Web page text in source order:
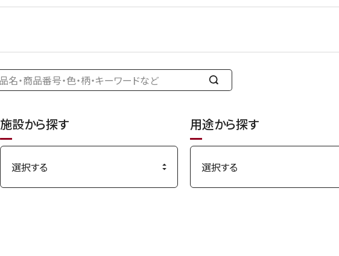
検
す
施設から探す 用途から探す